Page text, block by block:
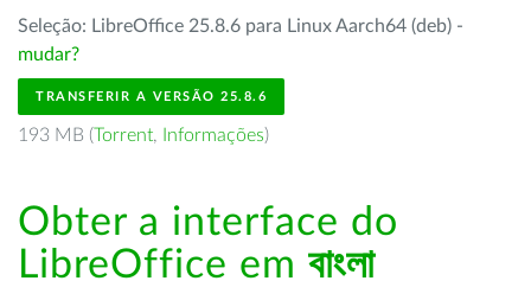
Seleção: LibreOffice 25.8.6 para Linux Aarch64 (deb) -
mudar?
TRANSFERIR A VERSÃO 25.8.6
193 MB (Torrent, Informações)
Obter a interface do
LibreOffice em বাংলা